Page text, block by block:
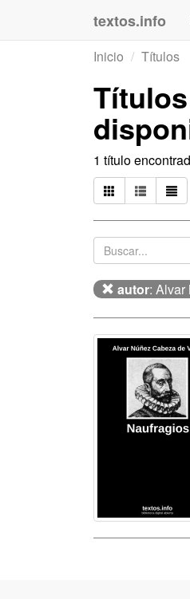
textos.info
Inicio
Títulos
1 título
autor: Alvar